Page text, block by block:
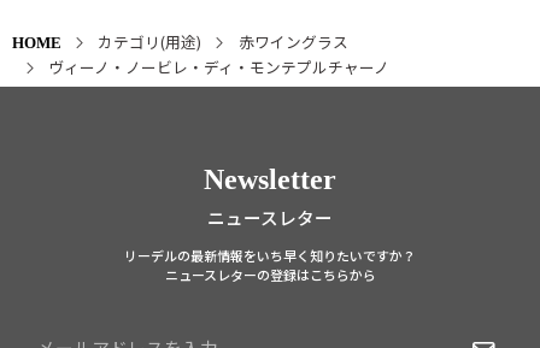
HOME カテゴリ(用途)
赤ワイングラス
ヴィーノ・ノービレ・ディ・モンテプルチャーノ
Newsletter
ニュースレター
リーデルの最新情報をいち早く知りたいですか？
ニュースレターの登録はこちらから